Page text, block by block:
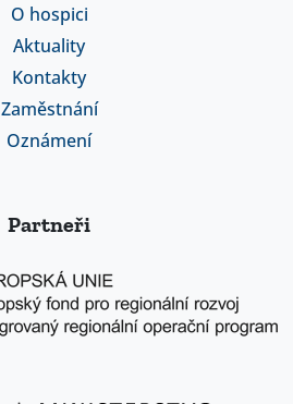
O hospici
Aktuality
Kontakty
Zaměstnání
Oznámení
Partneři